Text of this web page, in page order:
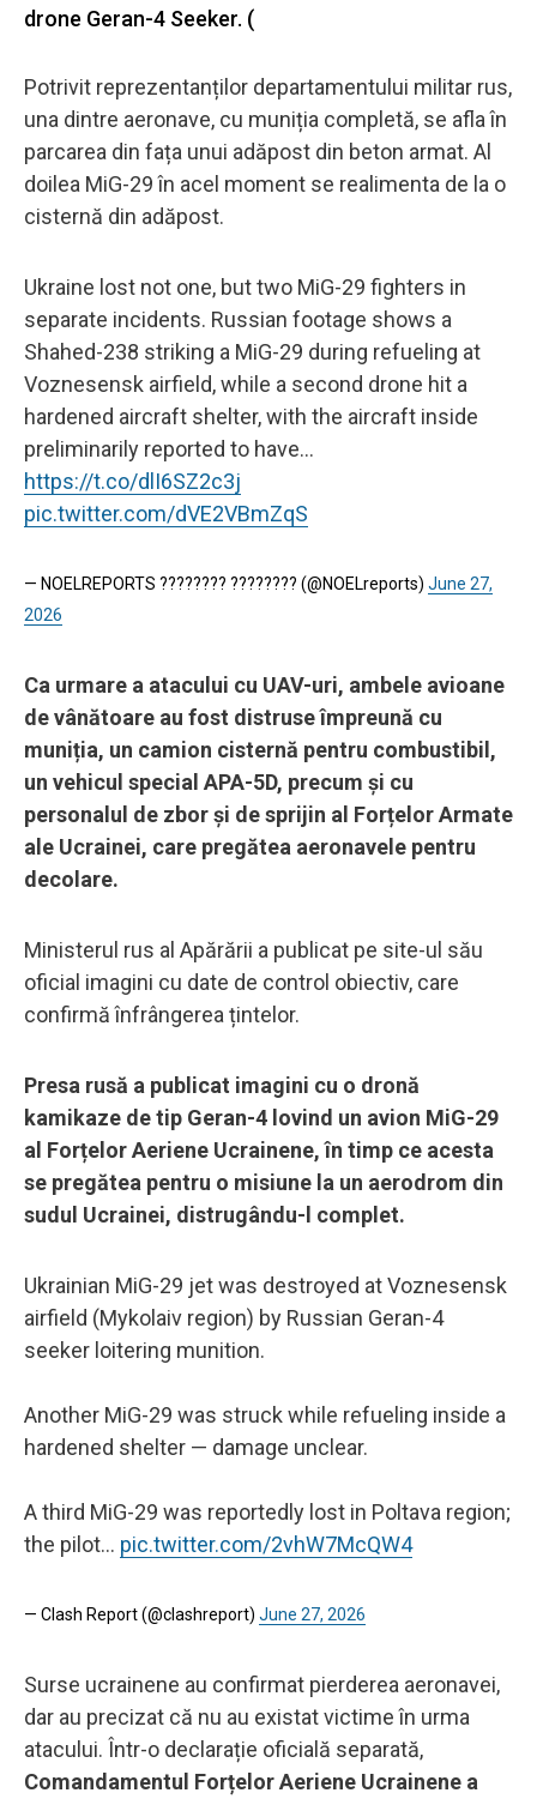
drone Geran-4 Seeker. (
Potrivit reprezentanților departamentului militar rus,
una dintre aeronave, cu muniția completă, se afla în
parcarea din fața unui adăpost din beton armat. Al
doilea MiG-29 în acel moment se realimenta de la o
cisternă din adăpost.
Ukraine lost not one, but two MiG-29 fighters in
separate incidents. Russian footage shows a
Shahed-238 striking a MiG-29 during refueling at
Voznesensk airfield, while a second drone hit a
hardened aircraft shelter, with the aircraft inside
preliminarily reported to have…
https://t.co/dlI6SZ2c3j
pic.twitter.com/dVE2VBmZqS
— NOELREPORTS ???????? ???????? (@NOELreports) June 27,
2026
Ca urmare a atacului cu UAV-uri, ambele avioane
de vânătoare au fost distruse împreună cu
muniția, un camion cisternă pentru combustibil,
un vehicul special APA-5D, precum și cu
personalul de zbor și de sprijin al Forțelor Armate
ale Ucrainei, care pregătea aeronavele pentru
decolare.
Ministerul rus al Apărării a publicat pe site-ul său
oficial imagini cu date de control obiectiv, care
confirmă înfrângerea țintelor.
Presa rusă a publicat imagini cu o dronă
kamikaze de tip Geran-4 lovind un avion MiG-29
al Forțelor Aeriene Ucrainene, în timp ce acesta
se pregătea pentru o misiune la un aerodrom din
sudul Ucrainei, distrugându-l complet.
Ukrainian MiG-29 jet was destroyed at Voznesensk
airfield (Mykolaiv region) by Russian Geran-4
seeker loitering munition.
Another MiG-29 was struck while refueling inside a
hardened shelter — damage unclear.
A third MiG-29 was reportedly lost in Poltava region;
the pilot… pic.twitter.com/2vhW7McQW4
— Clash Report (@clashreport) June 27, 2026
Surse ucrainene au confirmat pierderea aeronavei,
dar au precizat că nu au existat victime în urma
atacului. Într-o declarație oficială separată,
Comandamentul Forțelor Aeriene Ucrainene a